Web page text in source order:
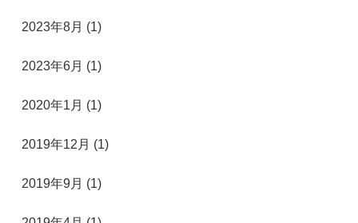
2023年8月 (1)
2023年6月 (1)
2020年1月 (1)
2019年12月 (1)
2019年9月 (1)